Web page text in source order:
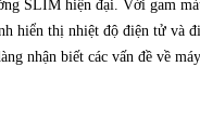
SLIM hiện đại. Với gam
hiển thị nhiệt độ điện tử và
nhận biết các vấn đề về